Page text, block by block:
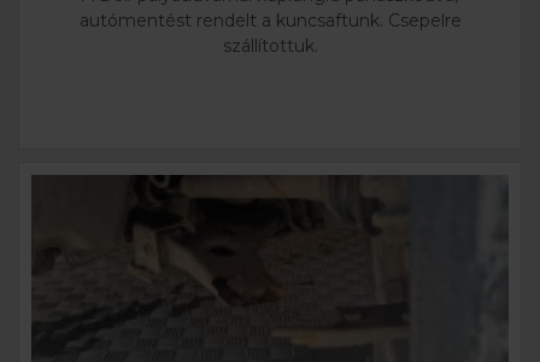
autómentést rendelt a kuncsaftunk. Csepelre
szállítottuk.